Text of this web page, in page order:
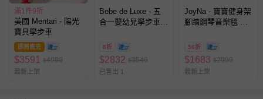
滿1件9折
美國 Mentari - 陽光
寶貝學步車
即將售完
$3591 $4980
最新上架
Bebe de Luxe - 五
合一嬰幼兒學步車
8折
$2832 $3540
已售出 1
JoyNa - 寶寶健身架
腳踏鋼琴音樂毯 學
學步車 (獅子薄墊款)
56折
$1683 $2999
最新上架